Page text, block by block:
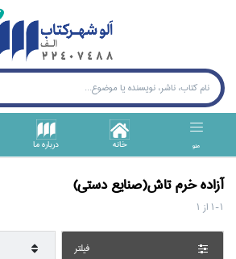
منو خانه درباره ما
آزاده خرم تاش(صنايع دستي)
1-1 از 1
فيلتر